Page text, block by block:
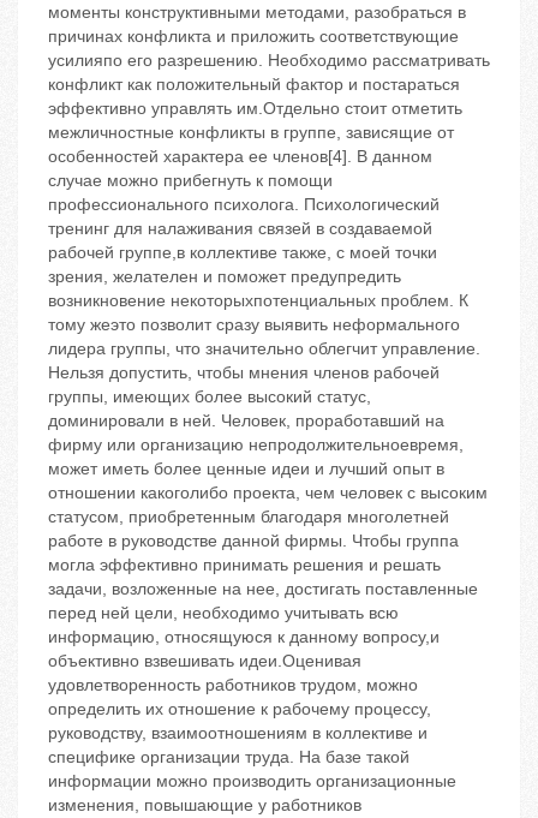
моменты конструктивными методами, разобраться в
причинах конфликта и приложить соответствующие
усилияпо его разрешению. Необходимо рассматривать
конфликт как положительный фактор и постараться
эффективно управлять им.Отдельно стоит отметить
межличностные конфликты в группе, зависящие от
особенностей характера ее членов[4]. В данном
случае можно прибегнуть к помощи
профессионального психолога. Психологический
тренинг для налаживания связей в создаваемой
рабочей группе,в коллективе также, с моей точки
зрения, желателен и поможет предупредить
возникновение некоторыхпотенциальных проблем. К
тому жеэто позволит сразу выявить неформального
лидера группы, что значительно облегчит управление.
Нельзя допустить, чтобы мнения членов рабочей
группы, имеющих более высокий статус,
доминировали в ней. Человек, проработавший на
фирму или организацию непродолжительноевремя,
может иметь более ценные идеи и лучший опыт в
отношении какоголибо проекта, чем человек с высоким
статусом, приобретенным благодаря многолетней
работе в руководстве данной фирмы. Чтобы группа
могла эффективно принимать решения и решать
задачи, возложенные на нее, достигать поставленные
перед ней цели, необходимо учитывать всю
информацию, относящуюся к данному вопросу,и
объективно взвешивать идеи.Оценивая
удовлетворенность работников трудом, можно
определить их отношение к рабочему процессу,
руководству, взаимоотношениям в коллективе и
специфике организации труда. На базе такой
информации можно производить организационные
изменения, повышающие у работников